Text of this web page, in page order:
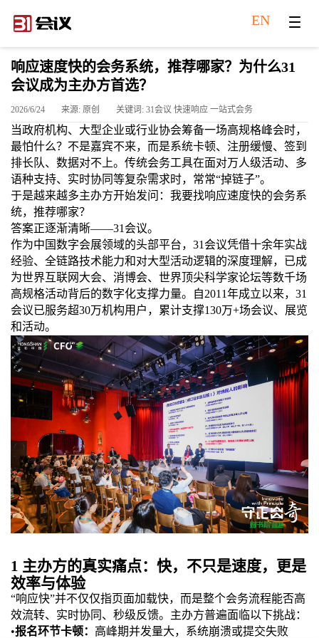
EN
响应速度快的会务系统，推荐哪家？为什么31
会议成为主办方首选？
2026/6/24 来源: 原创 关键词: 31会议 快速响应 一站式会务
当政府机构、大型企业或行业协会筹备一场高规格峰会时，
最怕什么？不是嘉宾不来，而是系统卡顿、注册缓慢、签到
排长队、数据对不上。传统会务工具在面对万人级活动、多
语种支持、实时协同等复杂需求时，常常“掉链子”。
于是越来越多主办方开始发问：我要找响应速度快的会务系
统，推荐哪家？
答案正逐渐清晰——31会议。
作为中国数字会展领域的头部平台， 31会议凭借十余年实战
经验、全链路技术能力和对大型活动逻辑的深度理解，已成
为世界互联网大会、消博会、世界顶尖科学家论坛等数千场
高规格活动背后的数字化支撑力量。自2011年成立以来，31
会议已服务超30万机构用户，累计支撑130万+场会议、展览
和活动。
1 主办方的真实痛点：快，不只是速度，更是
效率与体验
“响应快”并不仅仅指页面加载快，而是整个会务流程能否高
效流转、实时协同、秒级反馈。主办方普遍面临以下挑战：
•报名环节卡顿： 高峰期并发量大，系统崩溃或提交失败